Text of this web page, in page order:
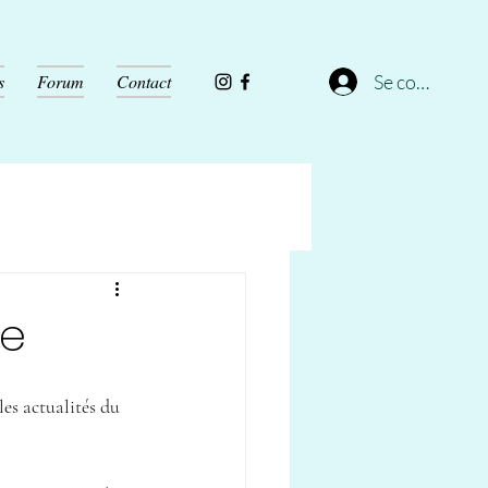
Forum Contact Se connecter
actualités du